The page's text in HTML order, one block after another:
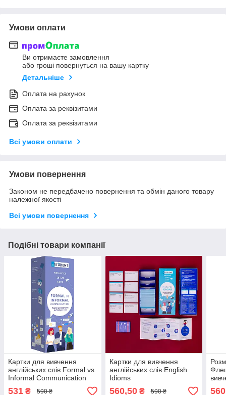
Умови оплати
Ви отримаєте замовлення
або гроші повернуться на вашу картку
Детальніше
Оплата на рахунок
Оплата за реквізитами
Оплата за реквізитами
Всі умови оплати
Умови повернення
Законом не передбачено повернення та обмін даного товару
належної якості
Всі умови повернення
Подібні товари компанії
Картки для вивчення
англійських слів Formal vs
Informal Communication
531 ₴ 590 ₴
Картки для вивчення
англійських слів English
Idioms
560,50₴ 590 ₴